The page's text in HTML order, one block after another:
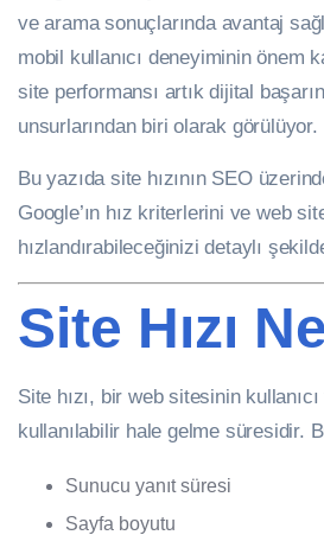
ve arama sonuçlarında avantaj
mobil kullanıcı deneyiminin önem
site performansı artık dijital
unsurlarından biri olarak görülüyor.
Bu yazıda site hızının SEO
Google’ın hız kriterlerini ve web
hızlandırabileceğinizi detaylı
Site Hızı
Site hızı, bir web sitesinin
kullanılabilir hale gelme süresidir.
Sunucu yanıt süresi
Sayfa boyutu